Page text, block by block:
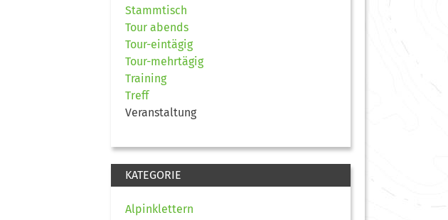
Stammtisch
Tour abends
Tour-eintägig
Tour-mehrtägig
Training
Treff
Veranstaltung
KATEGORIE
Alpinklettern